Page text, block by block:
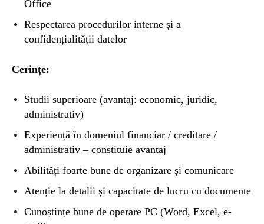
Office
Respectarea procedurilor interne și a
confidențialității datelor
Cerințe:
Studii superioare (avantaj: economic, juridic,
administrativ)
Experiență în domeniul financiar / creditare /
administrativ – constituie avantaj
Abilități foarte bune de organizare și comunicare
Atenție la detalii și capacitate de lucru cu documente
Cunoștințe bune de operare PC (Word, Excel, e-